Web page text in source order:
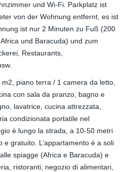
und Wi-Fi. Parkplatz ist
von der Wohnung entfernt, es ist
ist nur 2 Minuten zu Fuß (200
und Baracuda) und zum
Restaurants,
m2, piano terra / 1 camera da letto,
con sala da pranzo, bagno e
lavatrice, cucina attrezzata,
condizionata portatile nel
è lungo la strada, a 10-50 metri
e gratuito. L’appartamento è a soli
spiagge (Africa e Baracuda) e
ristoranti, negozio di alimentari,